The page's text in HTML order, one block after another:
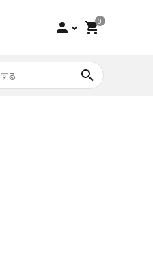
person 0
shopping_cart
search